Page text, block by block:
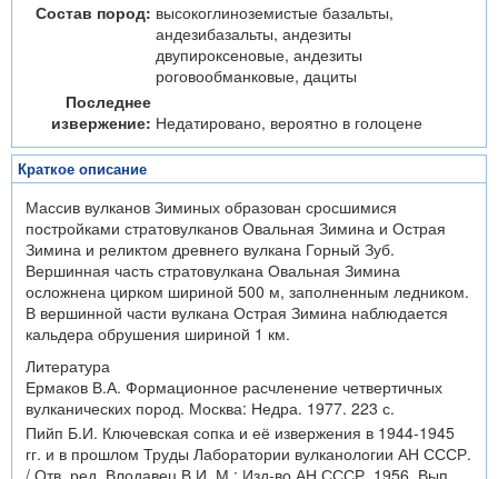
Состав пород: высокоглиноземистые базальты,
андезибазальты, андезиты
двупироксеновые, андезиты
роговообманковые, дациты
Последнее
извержение: Недатировано, вероятно в голоцене
Краткое описание
Массив вулканов Зиминых образован сросшимися
постройками стратовулканов Овальная Зимина и Острая
Зимина и реликтом древнего вулкана Горный Зуб.
Вершинная часть стратовулкана Овальная Зимина
осложнена цирком шириной 500 м, заполненным ледником.
В вершинной части вулкана Острая Зимина наблюдается
кальдера обрушения шириной 1 км.
Литература
Ермаков В.А. Формационное расчленение четвертичных
вулканических пород. Москва: Недра. 1977. 223 с.
Пийп Б.И. Ключевская сопка и её извержения в 1944-1945
гг. и в прошлом Труды Лаборатории вулканологии АН СССР.
/ Отв. ред. Влодавец В.И. М.: Изд-во АН СССР. 1956. Вып.